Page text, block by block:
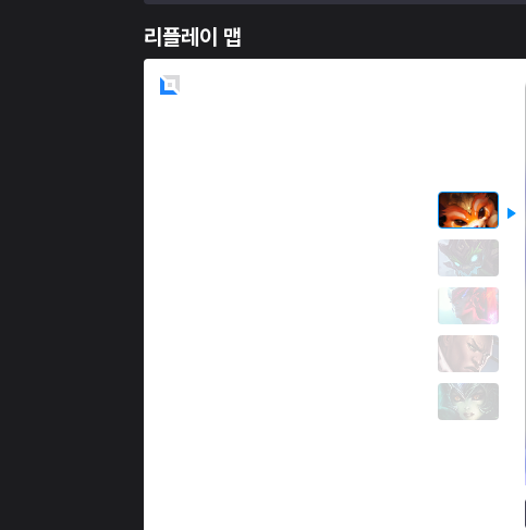
리플레이 맵